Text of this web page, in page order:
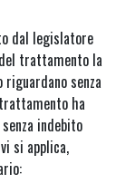
dal legislatore
trattamento la
senza
ha
indebito
si applica,